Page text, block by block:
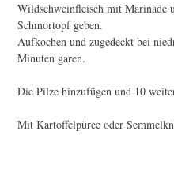
Wildschweinfleisch mit Marinade
Schmortopf geben.
Aufkochen und zugedeckt bei
Minuten garen.
Die Pilze hinzufügen und 10
Mit Kartoffelpüree oder